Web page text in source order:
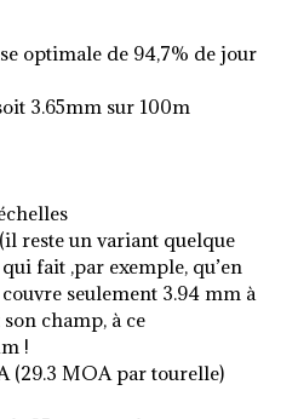
optimale de 94,7% de jour
3.65mm sur 100m
reste un variant quelque
fait ,par exemple, qu’en
seulement 3.94 mm à
champ, à ce
!
(29.3 MOA par tourelle)